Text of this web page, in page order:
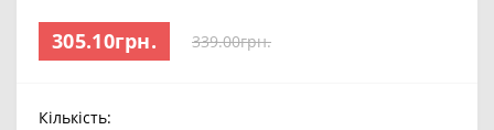
305.10грн. 339.00грн.
Кількість: